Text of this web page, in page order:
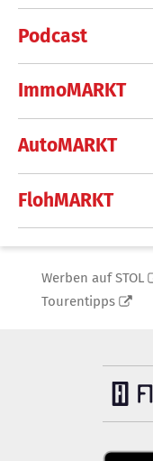
Podcast
ImmoMARKT
AutoMARKT
FlohMARKT
Werben auf STOL
Tourentipps